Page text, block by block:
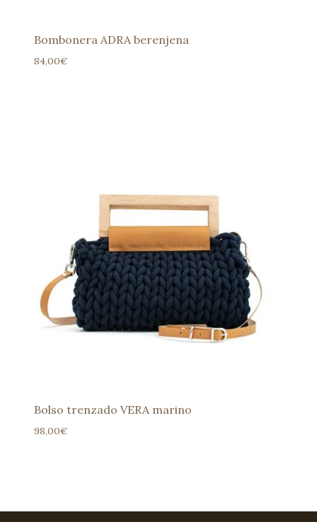
Bombonera ADRA berenjena
84,00€
Bolso trenzado VERA marino
98,00€